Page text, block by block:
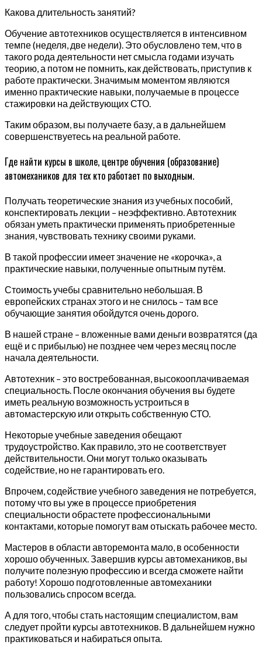
Какова длительность занятий?
Обучение автотехников осуществляется в интенсивном
темпе (неделя, две недели). Это обусловлено тем, что в
такого рода деятельности нет смысла годами изучать
теорию, а потом не помнить, как действовать, приступив к
работе практически. Значимым моментом являются
именно практические навыки, получаемые в процессе
стажировки на действующих СТО.
Таким образом, вы получаете базу, а в дальнейшем
совершенствуетесь на реальной работе.
Где найти курсы в школе, центре обучения (образование)
автомехаников для тех кто работает по выходным.
Получать теоретические знания из учебных пособий,
конспектировать лекции – неэффективно. Автотехник
обязан уметь практически применять приобретенные
знания, чувствовать технику своими руками.
В такой профессии имеет значение не «корочка», а
практические навыки, полученные опытным путём.
Стоимость учебы сравнительно небольшая. В
европейских странах этого и не снилось – там все
обучающие занятия обойдутся очень дорого.
В нашей стране – вложенные вами деньги возвратятся (да
ещё и с прибылью) не позднее чем через месяц после
начала деятельности.
Автотехник – это востребованная, высокооплачиваемая
специальность. После окончания обучения вы будете
иметь реальную возможность устроиться в
автомастерскую или открыть собственную СТО.
Некоторые учебные заведения обещают
трудоустройство. Как правило, это не соответствует
действительности. Они могут только оказывать
содействие, но не гарантировать его.
Впрочем, содействие учебного заведения не потребуется,
потому что вы уже в процессе приобретения
специальности обрастете профессиональными
контактами, которые помогут вам отыскать рабочее место.
Мастеров в области авторемонта мало, в особенности
хорошо обученных. Завершив курсы автомехаников, вы
получите полезную профессию и всегда сможете найти
работу! Хорошо подготовленные автомеханики
пользовались спросом всегда.
А для того, чтобы стать настоящим специалистом, вам
следует пройти курсы автотехников. В дальнейшем нужно
практиковаться и набираться опыта.